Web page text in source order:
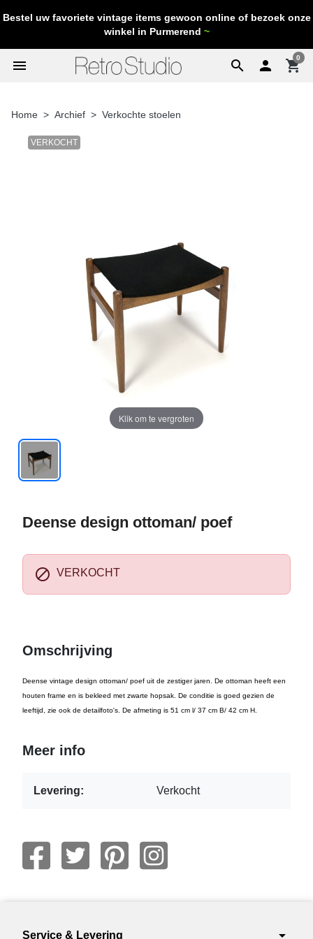
Bestel uw favoriete vintage items gewoon online of bezoek onze
winkel in Purmerend ~
search
menu  shopping_cart
0
Home Archief Verkochte stoelen
VERKOCHT
Klik om te vergroten
Deense design ottoman/ poef
 VERKOCHT
Omschrijving
Deense vintage design ottoman/ poef uit de zestiger jaren. De ottoman heeft een
houten frame en is bekleed met zwarte hopsak. De conditie is goed gezien de
leeftijd, zie ook de detailfoto's. De afmeting is 51 cm l/ 37 cm B/ 42 cm H.
Meer info
Levering: Verkocht
Service & Levering